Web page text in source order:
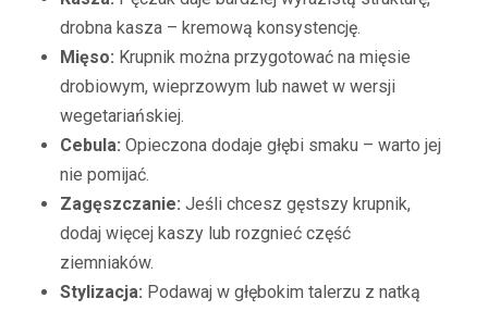
drobna kasza – kremową konsystencję.
Mięso: Krupnik można przygotować na mięsie
drobiowym, wieprzowym lub nawet w wersji
wegetariańskiej.
Cebula: Opieczona dodaje głębi smaku – warto jej
nie pomijać.
Zagęszczanie: Jeśli chcesz gęstszy krupnik,
dodaj więcej kaszy lub rozgnieć część
ziemniaków.
Stylizacja: Podawaj w głębokim talerzu z natką